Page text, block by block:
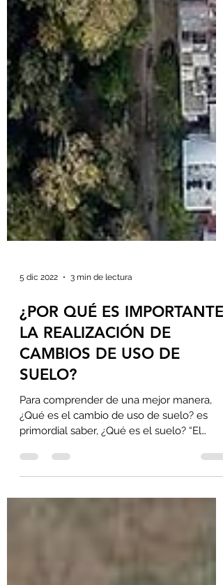
5 dic 2022 3 min de lectura
¿POR QUÉ ES IMPORTANTE
LA REALIZACIÓN DE
CAMBIOS DE USO DE
SUELO?
¿Qué es el cambio de uso de suelo? es
primordial saber, ¿Qué es el suelo? “El